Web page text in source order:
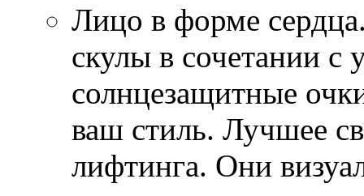
Лицо в форме
скулы в сочетании с
солнцезащитные
ваш стиль. Лучшее
лифтинга. Они